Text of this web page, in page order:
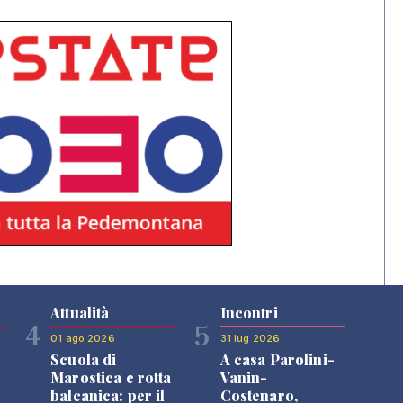
4
Attualità
01 ago 2026
Scuola di
Marostica e rotta
balcanica: per il
5
Incontri
31 lug 2026
A casa Parolini-
Vanin-
Costenaro,